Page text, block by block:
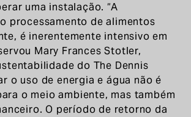
uma instalação. “A
processamento de alimentos
é inerentemente intensivo em
Mary Frances Stotler,
do The Dennis
o uso de energia e água não é
o meio ambiente, mas também
O período de retorno da